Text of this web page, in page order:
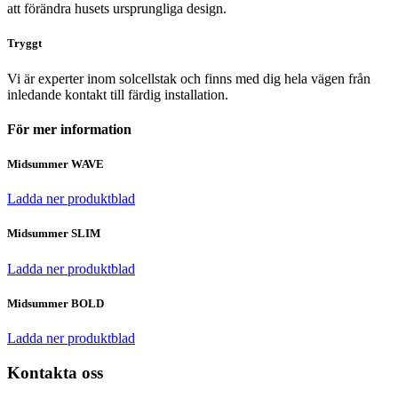
att förändra husets ursprungliga design.
Tryggt
Vi är experter inom solcellstak och finns med dig hela vägen från
inledande kontakt till färdig installation.
För mer information
Midsummer WAVE
Ladda ner produktblad
Midsummer SLIM
Ladda ner produktblad
Midsummer BOLD
Ladda ner produktblad
Kontakta oss